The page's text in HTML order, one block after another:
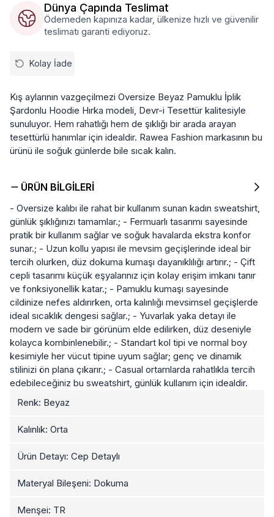
Dünya Çapında Teslimat
Ödemeden kapınıza kadar, ülkenize hızlı ve güvenilir
teslimatı garanti ediyoruz.
Kolay İade
Kış aylarının vazgeçilmezi Oversize Beyaz Pamuklu İplik
Şardonlu Hoodie Hırka modeli, Devr-i Tesettür kalitesiyle
sunuluyor. Hem rahatlığı hem de şıklığı bir arada arayan
tesettürlü hanımlar için idealdir. Rawea Fashion markasının bu
ürünü ile soğuk günlerde bile sıcak kalın.
ÜRÜN BILGILERI
- Oversize kalıbı ile rahat bir kullanım sunan kadın sweatshirt,
günlük şıklığınızı tamamlar.; - Fermuarlı tasarımı sayesinde
pratik bir kullanım sağlar ve soğuk havalarda ekstra konfor
sunar.; - Uzun kollu yapısı ile mevsim geçişlerinde ideal bir
tercih olurken, düz dokuma kumaşı dayanıklılığı artırır.; - Çift
cepli tasarımı küçük eşyalarınız için kolay erişim imkanı tanır
ve fonksiyonellik katar.; - Pamuklu kumaşı sayesinde
cildinize nefes aldırırken, orta kalınlığı mevsimsel geçişlerde
ideal sıcaklık dengesi sağlar.; - Yuvarlak yaka detayı ile
modern ve sade bir görünüm elde edilirken, düz deseniyle
kolayca kombinlenebilir.; - Standart kol tipi ve normal boy
kesimiyle her vücut tipine uyum sağlar; genç ve dinamik
stilinizi ön plana çıkarır.; - Casual ortamlarda rahatlıkla tercih
edebileceğiniz bu sweatshirt, günlük kullanım için idealdir.
Renk: Beyaz
Kalınlık: Orta
Ürün Detayı: Cep Detaylı
Materyal Bileşeni: Dokuma
Menşei: TR